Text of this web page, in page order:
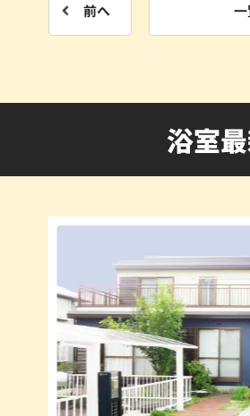
前へ
浴室